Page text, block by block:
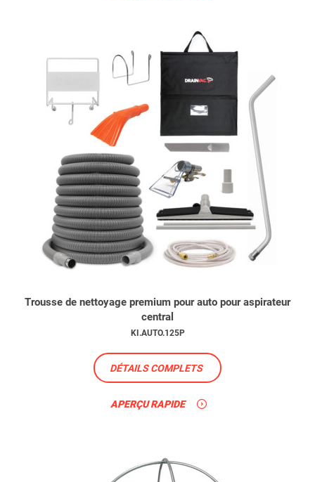
Trousse de nettoyage premium pour auto pour aspirateur
central
KI.AUTO.125P
DÉTAILS COMPLETS
APERÇU RAPIDE